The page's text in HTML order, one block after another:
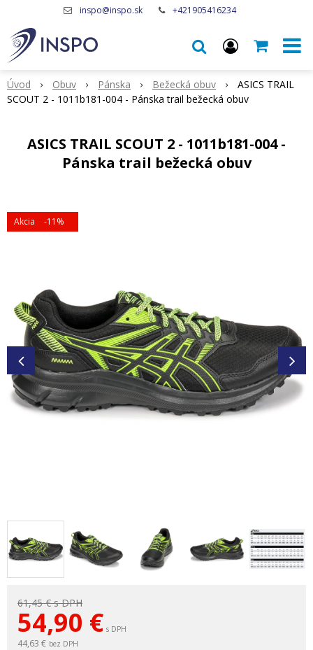
inspo@inspo.sk +421905416234
Úvod Obuv Pánska Bežecká obuv
ASICS TRAIL
SCOUT 2 - 1011b181-004 - Pánska trail bežecká obuv
ASICS TRAIL SCOUT 2 - 1011b181-004 -
Pánska trail bežecká obuv
Akcia -11%
61,45 €s DPH
54,90 € s DPH
44,63 € bez DPH